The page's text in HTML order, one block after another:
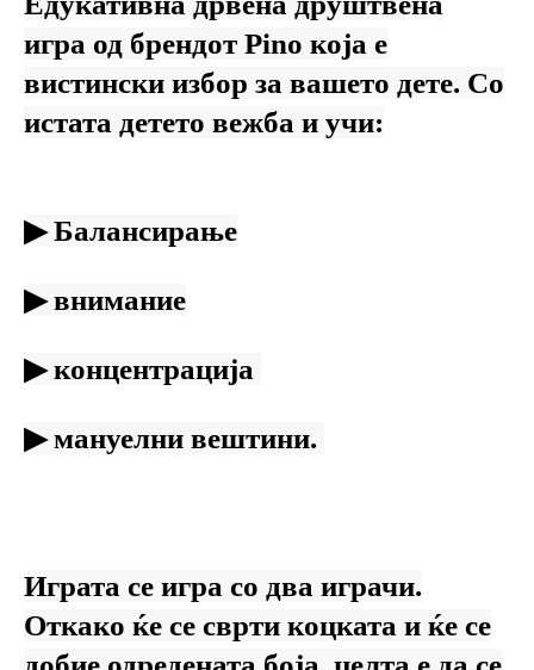
игра од брендот Pino која е
вистински избор за вашето дете. Со
истата детето вежба и учи:
▶Балансирање
▶внимание
▶концентрација
▶мануелни вештини.
Играта се игра со два играчи.
Откако ќе се сврти коцката и ќе се